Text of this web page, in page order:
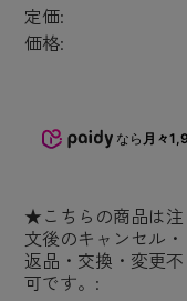
定価:
価格:
なら 月々
★こちらの商品は注
文後のキャンセル・
返品・交換・変更不
可です。: